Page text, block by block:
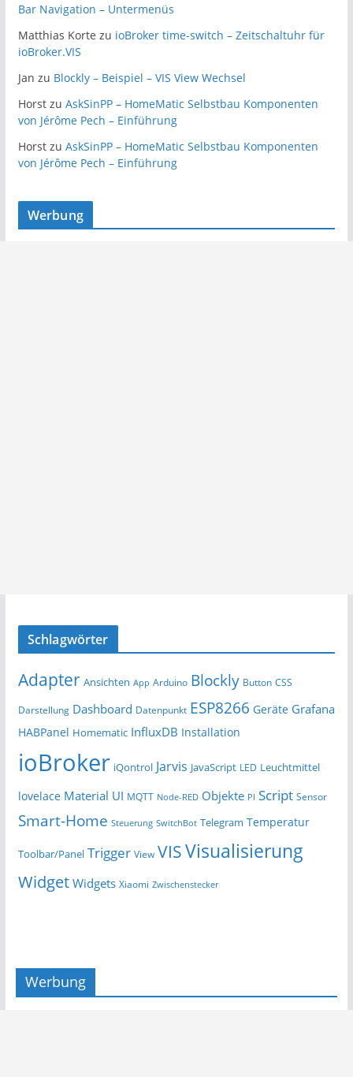
Bar Navigation – Untermenüs
Matthias Korte zu ioBroker time-switch – Zeitschaltuhr für
ioBroker.VIS
Jan zu Blockly – Beispiel – VIS View Wechsel
Horstzu AskSinPP – HomeMatic Selbstbau Komponenten
von Jérôme Pech – Einführung
Horstzu AskSinPP – HomeMatic Selbstbau Komponenten
von Jérôme Pech – Einführung
Werbung
Schlagwörter
Adapter Ansichten App Arduino Blockly Button CSS
Darstellung Dashboard Datenpunkt ESP8266 Geräte Grafana
HABPanel Homematic InfluxDB Installation
ioBroker iQontrol Jarvis JavaScript LED Leuchtmittel
lovelace Material UI MQTT Node-RED Objekte PI Script Sensor
Smart-Home Steuerung SwitchBot Telegram Temperatur
Toolbar/Panel Trigger View VISVisualisierung
Widget Widgets Xiaomi Zwischenstecker
Werbung